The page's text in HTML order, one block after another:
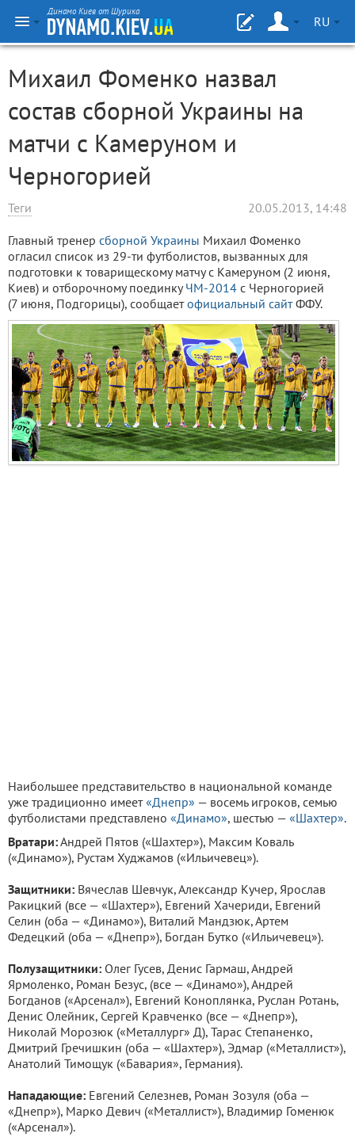
Динамо Киев от Шурика
RU
Михаил Фоменко назвал
состав сборной Украины на
матчи с Камеруном и
Черногорией
Теги 20.05.2013, 14:48
Главный тренер сборной Украины Михаил Фоменко
огласил список из 29-ти футболистов, вызванных для
подготовки к товарищескому матчу с Камеруном (2 июня,
Киев) и отборочному поединкуЧМ-2014 с Черногорией
(7 июня, Подгорицы), сообщаетофициальный сайтФФУ.
Наибольшее представительство в национальной команде
уже традиционно имеет«Днепр» — восемь игроков, семью
футболистами представлено «Динамо», шестью — «Шахтер».
Вратари:Андрей Пятов («Шахтер»), Максим Коваль
(«Динамо»), Рустам Худжамов («Ильичевец»).
Защитники: Вячеслав Шевчук, Александр Кучер, Ярослав
Ракицкий (все — «Шахтер»), Евгений Хачериди, Евгений
Селин (оба — «Динамо»), Виталий Мандзюк, Артем
Федецкий (оба — «Днепр»), Богдан Бутко («Ильичевец»).
Полузащитники: Олег Гусев, Денис Гармаш, Андрей
Ярмоленко, Роман Безус, (все — «Динамо»), Андрей
Богданов («Арсенал»), Евгений Коноплянка, Руслан Ротань,
Денис Олейник, Сергей Кравченко (все — «Днепр»),
Николай Морозюк («Металлург» Д), Тарас Степаненко,
Дмитрий Гречишкин (оба — «Шахтер»), Эдмар («Металлист»),
Анатолий Тимощук («Бавария», Германия).
Нападающие: Евгений Селезнев, Роман Зозуля (оба —
«Днепр»), Марко Девич («Металлист»), Владимир Гоменюк
(«Арсенал»).